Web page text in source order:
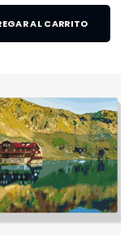
AL CARRITO